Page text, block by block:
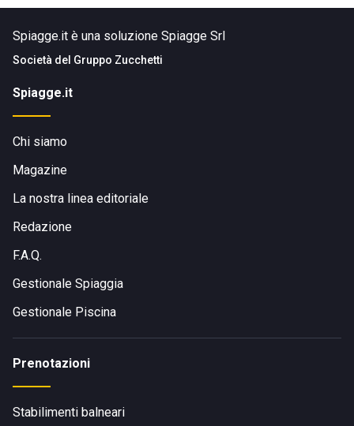
Spiagge.it è una soluzione Spiagge Srl
Società del Gruppo Zucchetti
Spiagge.it
Chi siamo
Magazine
La nostra linea editoriale
Redazione
F.A.Q.
Gestionale Spiaggia
Gestionale Piscina
Prenotazioni
Stabilimenti balneari